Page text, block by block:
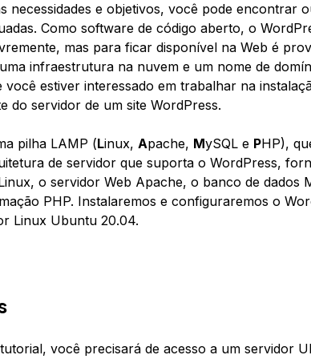
necessidades e objetivos, você pode encontrar
Como software de código aberto, o
mas para ficar disponível na Web é
infraestrutura na nuvem e um nome de
você estiver interessado em trabalhar na
do servidor de um site WordPress.
pilha LAMP (Linux, Apache, MySQL e PHP),
de servidor que suporta o WordPress,
o servidor Web Apache, o banco de dados
PHP. Instalaremos e configuraremos o
Linux Ubuntu 20.04.
você precisará de acesso a um servidor